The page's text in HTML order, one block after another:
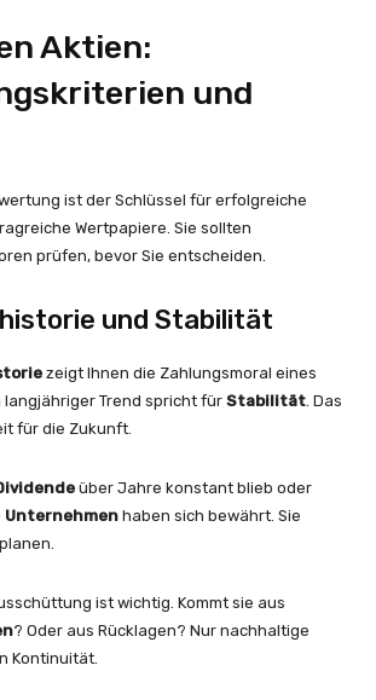
Aktien:
und
ist der Schlüssel für erfolgreiche
Wertpapiere. Sie sollten
prüfen, bevor Sie entscheiden.
und Stabilität
zeigt Ihnen die Zahlungsmoral eines
langjähriger Trend spricht für Stabilität. Das
für die Zukunft.
über Jahre konstant blieb oder
Unternehmen haben sich bewährt. Sie
ist wichtig. Kommt sie aus
? Oder aus Rücklagen? Nur nachhaltige
Kontinuität.